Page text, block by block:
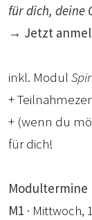
für dich, deine
→ Jetzt
inkl. Modul
+
+ (wenn du
für dich!
Modultermine
M1 · Mittwoch,